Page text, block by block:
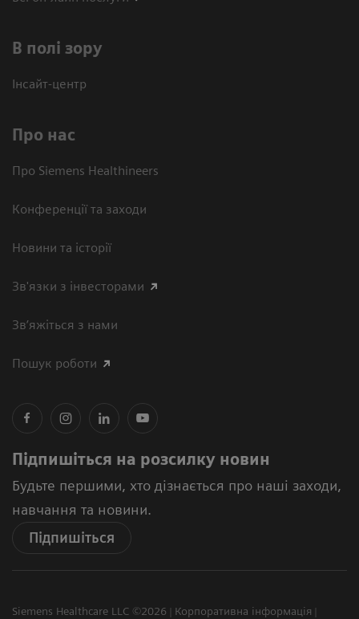
В полі зору
Інсайт-центр
Про нас
Про Siemens Healthineers
Конференції та заходи
Новини та історії
Зв'язки з інвесторами
Зв’яжіться з нами
Пошук роботи
Підпишіться на розсилку новин
Будьте першими, хто дізнається про наші заходи,
навчання та новини.
Підпишіться
Siemens Healthcare LLC ©2026
Корпоративна інформація